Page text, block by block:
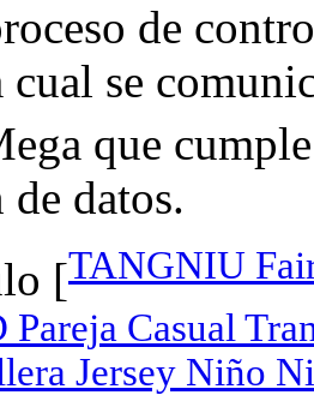
de
cual se
que
datos.
[TANGNIU
Pareja Casual
Jersey Niño